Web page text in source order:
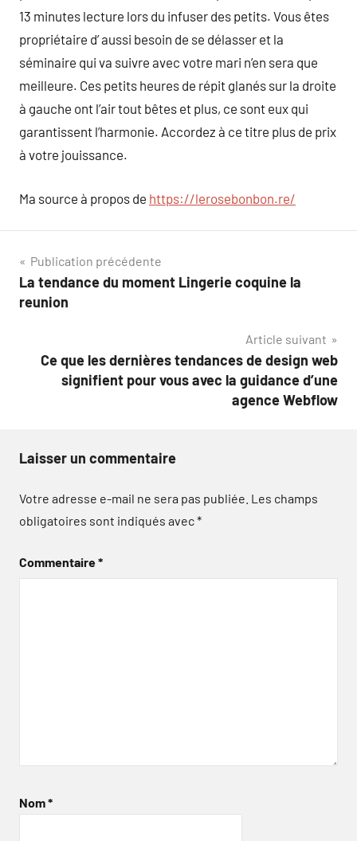
13 minutes lecture lors du infuser des petits. Vous êtes
propriétaire d’ aussi besoin de se délasser et la
séminaire qui va suivre avec votre mari n’en sera que
meilleure. Ces petits heures de répit glanés sur la droite
à gauche ont l’air tout bêtes et plus, ce sont eux qui
garantissent l’harmonie. Accordez à ce titre plus de prix
à votre jouissance.
Ma source à propos de https://lerosebonbon.re/
Navigation
de
Publication précédente
La tendance du moment Lingerie coquine la
reunion
Article suivant
Ce que les dernières tendances de design web
signifient pour vous avec la guidance d’une
agence Webflow
Laisser un commentaire
Votre adresse e-mail ne sera pas publiée. Les champs
obligatoires sont indiqués avec*
Commentaire*
Nom*